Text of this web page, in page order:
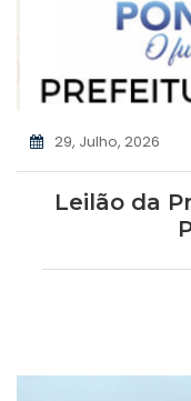
29, Julho, 2026
Leilão da